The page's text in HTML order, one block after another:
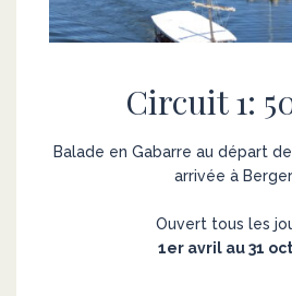
Circuit 1:
Balade en Gabarre au départ
arrivée à
Ouvert tous les
1er avril au 31